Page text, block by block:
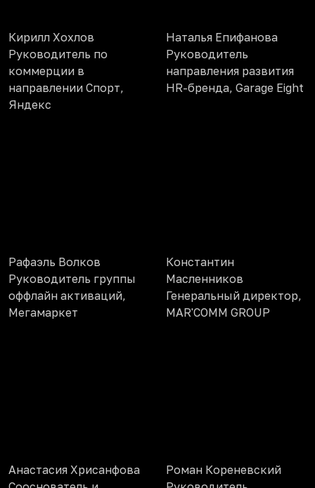
Кирилл Хохлов
Руководитель по
коммерции в
направлении Спорт,
Яндекс
Наталья Епифанова
Руководитель
направления развития
HR-бренда, Garage Eight
Рафаэль Волков
Руководитель группы
оффлайн активаций,
Мегамаркет
Константин
Масленников
Генеральный директор,
MAR'COMM GROUP
Анастасия Хрисанфова
Роман Кореневский